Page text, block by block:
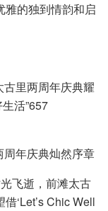
雅的独到情韵和启
周年庆典灿然序章
飞逝，前滩太古
‘Let’s Chic Well